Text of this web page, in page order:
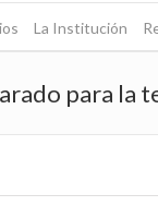
La Institución
para la